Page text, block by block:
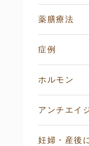
薬膳療法
症例
ホルモン
アンチエイ
妊婦・産後